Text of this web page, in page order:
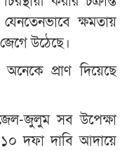
ক্ষমতায়
উঠেছে।
প্রাণ দিয়েছে
জুলুম সব উপেক্ষা
দফা দাবি আদায়ে